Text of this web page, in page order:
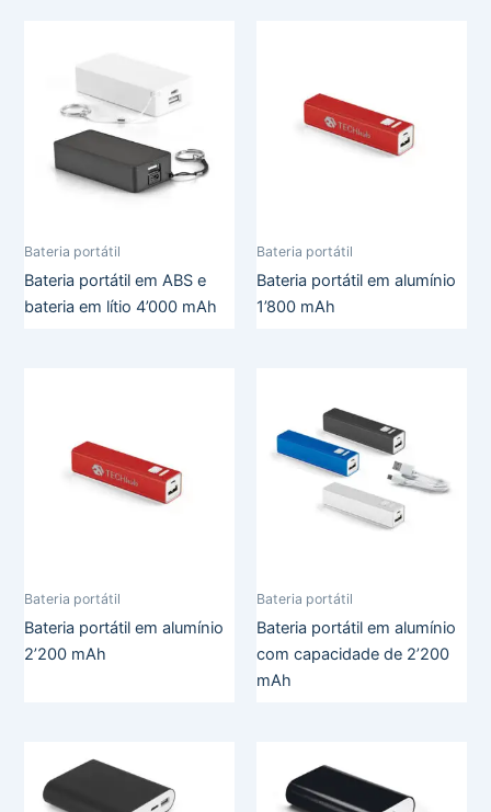
Bateria portátil
Bateria portátil em ABS e
bateria em lítio 4’000 mAh
Bateria portátil
Bateria portátil em alumínio
1’800 mAh
Bateria portátil
Bateria portátil em alumínio
2’200 mAh
Bateria portátil
Bateria portátil em alumínio
com capacidade de 2’200
mAh